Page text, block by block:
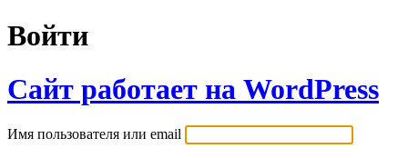
Войти
Сайт работает на WordPress
Имя пользователя или email